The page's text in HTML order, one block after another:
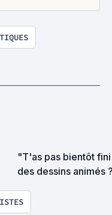
"T'as pas bientôt
des dessins animés